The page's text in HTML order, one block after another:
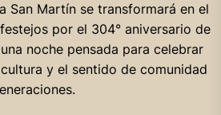
San Martín se transformará en el
por el 304° aniversario de
noche pensada para celebrar
y el sentido de comunidad